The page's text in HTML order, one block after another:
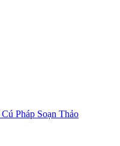
Cú Pháp Soạn Thảo